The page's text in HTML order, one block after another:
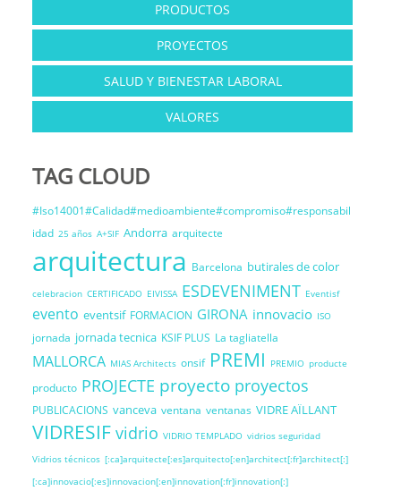
PRODUCTOS
PROYECTOS
SALUD Y BIENESTAR LABORAL
VALORES
TAG CLOUD
#Iso14001#Calidad#medioambiente#compromiso#responsabil
idad 25 años A+SIF Andorra arquitecte
arquitectura Barcelona butirales de color
celebracion CERTIFICADO EIVISSA ESDEVENIMENT Eventisf
evento eventsif FORMACION GIRONA innovacio ISO
jornada jornada tecnica KSIF PLUS La tagliatella
MALLORCA MIAS Architects onsif PREMI PREMIO producte
producto PROJECTE proyecto proyectos
PUBLICACIONS vanceva ventana ventanas VIDRE AÏLLANT
VIDRESIF vidrio VIDRIO TEMPLADO vidrios seguridad
Vidrios técnicos [:ca]arquitecte[:es]arquitecto[:en]architect[:fr]architect[:]
[:ca]innovacio[:es]innovacion[:en]innovation[:fr]innovation[:]